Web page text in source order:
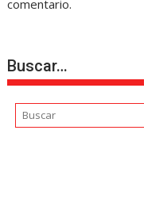
comentario.
Buscar…